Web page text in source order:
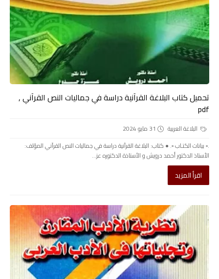
تحميل كتاب البلاغة القرآنية دراسة في جماليات النص القرآني ,
pdf
البلاغة العربية
31 مايو 2024
.▫️ بيانات الكتـاب ▫️. ● كتاب: البلاغة القرآنية دراسة في جماليات النص القرآني المؤلف:
الأستاذ الدكتور أحمد درويش و الأستاذة الدكتوره عز...
اقرأ المزيد